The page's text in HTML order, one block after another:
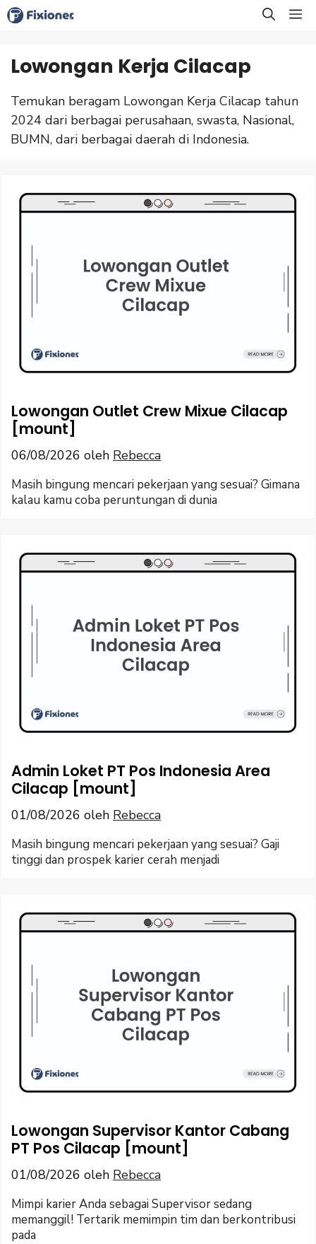
Langsung
ke
Lowongan Kerja Cilacap
Temukan beragam Lowongan Kerja Cilacap tahun
2024 dari berbagai perusahaan, swasta, Nasional,
BUMN, dari berbagai daerah di Indonesia.
Lowongan Outlet Crew Mixue Cilacap
[mount]
06/08/2026 oleh Rebecca
Masih bingung mencari pekerjaan yang sesuai? Gimana
kalau kamu coba peruntungan di dunia
Admin Loket PT Pos Indonesia Area
Cilacap [mount]
01/08/2026 oleh Rebecca
Masih bingung mencari pekerjaan yang sesuai? Gaji
tinggi dan prospek karier cerah menjadi
Lowongan Supervisor Kantor Cabang
PT Pos Cilacap [mount]
01/08/2026 oleh Rebecca
Mimpi karier Anda sebagai Supervisor sedang
memanggil! Tertarik memimpin tim dan berkontribusi
pada